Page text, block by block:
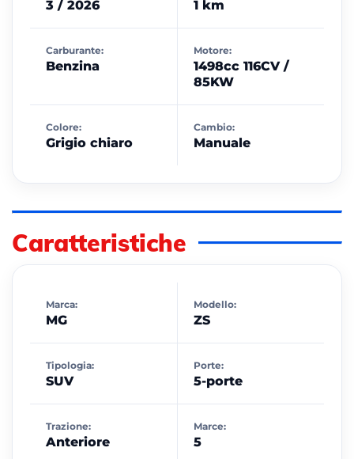
3 / 2026 1 km
Carburante:
Benzina
Motore:
1498cc 116CV /
85KW
Colore:
Grigio chiaro
Cambio:
Manuale
Caratteristiche
Marca:
MG
Modello:
ZS
Tipologia:
SUV
Porte:
5-porte
Trazione:
Anteriore
Marce:
5